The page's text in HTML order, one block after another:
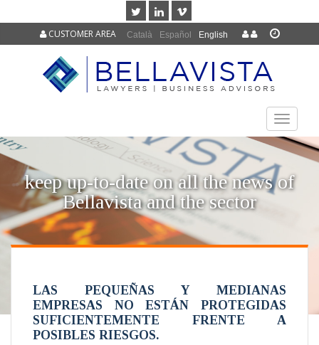
Català Español English
CUSTOMER AREA
TOGGLE
keep up-to-date on all the news of
Bellavista and the sector
LAS PEQUEÑAS Y MEDIANAS
EMPRESAS NO ESTÁN PROTEGIDAS
SUFICIENTEMENTE FRENTE A
POSIBLES RIESGOS.